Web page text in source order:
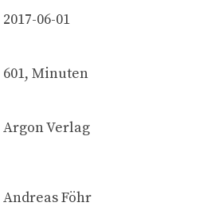
2017-06-01
601, Minuten
Argon Verlag
Andreas Föhr